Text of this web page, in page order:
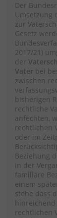
Der
Umsetzung
zur
Gesetz
2017/21)
der
Vater bei
zwischen
bisherigen
rechtliche
anfechten,
rechtlichen
oder im
Beziehung
in der
familiäre
einem
stehe dass
rechtlichen